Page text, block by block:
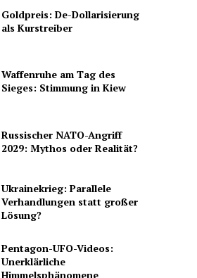
Goldpreis: De-Dollarisierung
als Kurstreiber
Waffenruhe am Tag des
Sieges: Stimmung in Kiew
Russischer NATO-Angriff
2029: Mythos oder Realität?
Ukrainekrieg: Parallele
Verhandlungen statt großer
Lösung?
Pentagon-UFO-Videos:
Unerklärliche
Himmelsphänomene